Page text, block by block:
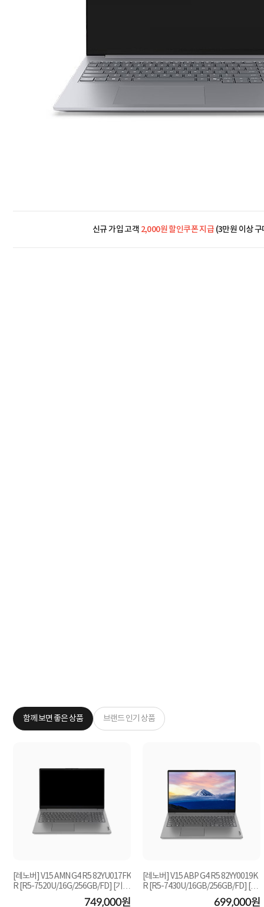
신규 가입 고객 2,000원 할인쿠폰 지급(3만원 이상 구
함께 보면 좋은 상품 브랜드 인기 상품
[레노버] V15 AMN G4 R5 82YU017FK
R [R5-7520U/16G/256GB/FD] [기본
749,000원
[레노버] V15 ABP G4 R5 82YY0019K
R [R5-7430U/16GB/256GB/FD] [기
699,000원